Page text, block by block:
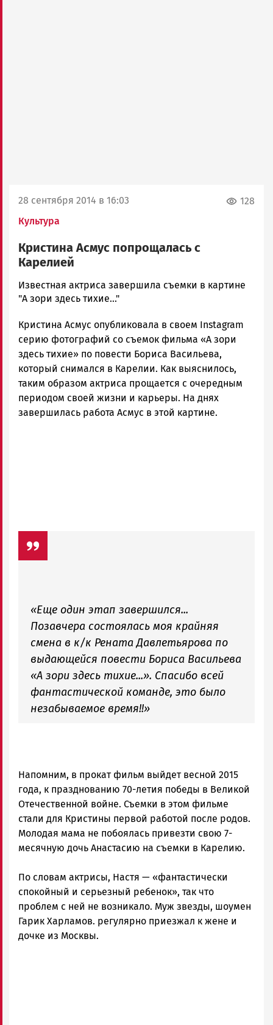
28 сентября 2014 в 16:03
Культура
128
Кристина Асмус попрощалась с
Карелией
admintimur
Новости
и
Карелии
|
Петрозаводск
ГОВОРИТ
Известная актриса завершила съемки в картине
"А зори здесь тихие..."
Кристина Асмус опубликовала в своем Instagram
серию фотографий со съемок фильма «А зори
здесь тихие» по повести Бориса Васильева,
который снимался в Карелии. Как выяснилось,
таким образом актриса прощается с очередным
периодом своей жизни и карьеры. На днях
завершилась работа Асмус в этой картине.
«Еще один этап завершился...
Позавчера состоялась моя крайняя
смена в к/к Рената Давлетьярова по
выдающейся повести Бориса Васильева
«А зори здесь тихие...». Спасибо всей
фантастической команде, это было
незабываемое время!!»
Напомним, в прокат фильм выйдет весной 2015
года, к празднованию 70-летия победы в Великой
Отечественной войне. Съемки в этом фильме
стали для Кристины первой работой после родов.
Молодая мама не побоялась привезти свою 7-
месячную дочь Анастасию на съемки в Карелию.
По словам актрисы, Настя — «фантастически
спокойный и серьезный ребенок», так что
проблем с ней не возникало. Муж звезды, шоумен
Гарик Харламов. регулярно приезжал к жене и
дочке из Москвы.